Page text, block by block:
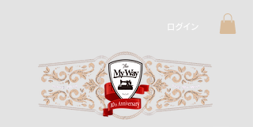
ログイン